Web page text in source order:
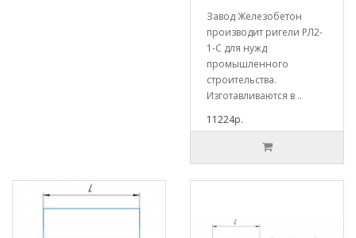
Завод Железобетон
производит ригели РЛ2-
1-С для нужд
промышленного
строительства.
Изготавливаются в ..
11224р.